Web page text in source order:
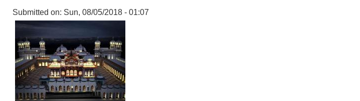
Submitted on: Sun, 08/05/2018 - 01:07